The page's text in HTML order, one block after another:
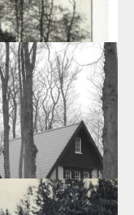
провело
2/1.
сада"
облику не только
зданиям.